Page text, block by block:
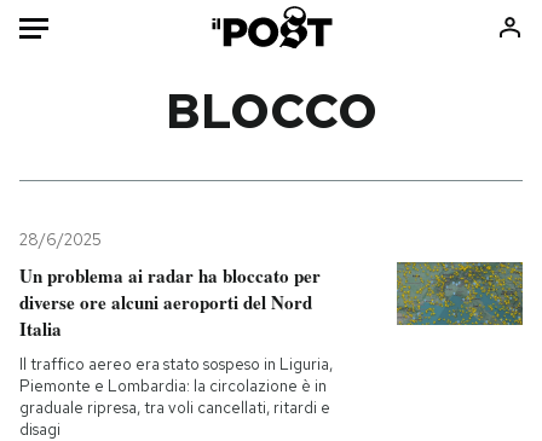
Mondo
Politica
Tecnologia
Scienza
Cultura
Consumismi
Storie/Idee
Media
Europa
BLOCCO
28/6/2025
Un problema ai radar ha bloccato per
diverse ore alcuni aeroporti del Nord
Italia
Il traffico aereo era stato sospeso in Liguria,
Piemonte e Lombardia: la circolazione è in
graduale ripresa, tra voli cancellati, ritardi e
disagi